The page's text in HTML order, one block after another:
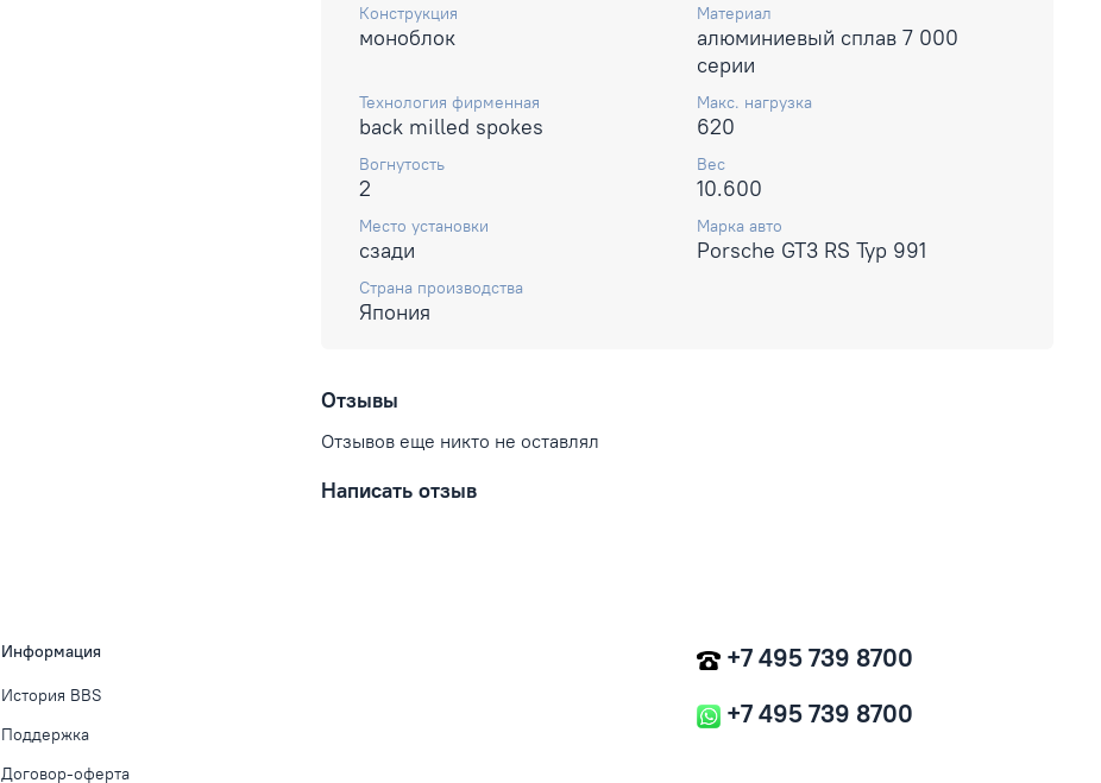
Конструкция
моноблок
Материал
алюминиевый сплав 7 000
серии
Технология фирменная
back milled spokes
Макс. нагрузка
620
Вогнутость
2
Вес
10.600
Место установки
сзади
Марка авто
Porsche GT3 RS Typ 991
Страна производства
Япония
Отзывы
Отзывов еще никто не оставлял
Написать отзыв
Информация
История BBS
Поддержка
Договор-оферта
+7 495 739 8700
+7 495 739 8700